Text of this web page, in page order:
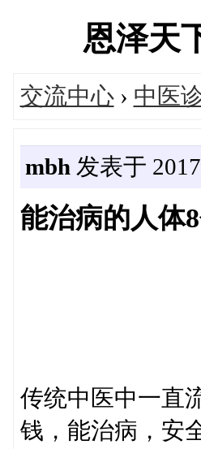
恩泽天
交流中心› 中医
mbh 发表于
能治病的人体
传统中医中一直
钱，能治病，安